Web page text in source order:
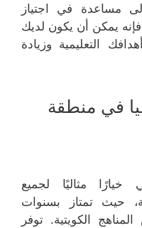
مساعدة في اجتياز
فإنه يمكن أن يكون لديك
التعليمية وزيادة
في منطقة
مثاليًا لجميع
حيث تمتاز بسنوات
الكويتية. توفر